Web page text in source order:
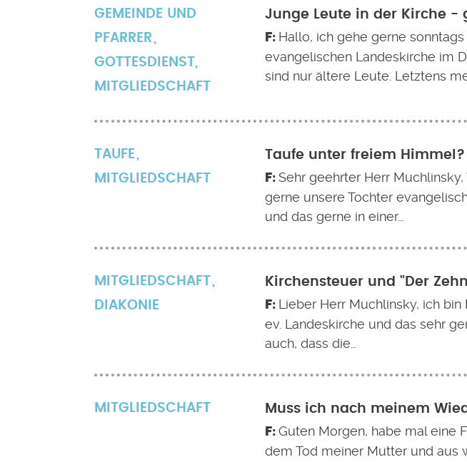
GEMEINDE UND
PFARRER
GOTTESDIENST,
MITGLIEDSCHAFT
Junge Leute in der Kirche -
Hallo, ich gehe gerne sonntags
evangelischen Landeskirche im
sind nur ältere Leute. Letztens
TAUFE
MITGLIEDSCHAFT
Taufe unter freiem Himmel?
Sehr geehrter Herr
gerne unsere Tochter
und das gerne in einer…
MITGLIEDSCHAFT
DIAKONIE
Kirchensteuer und "Der
Lieber Herr Muchlinsky, ich
ev. Landeskirche und das sehr
auch, dass die…
MITGLIEDSCHAFT Muss ich nach meinem
Guten Morgen, habe mal eine
dem Tod meiner Mutter und aus